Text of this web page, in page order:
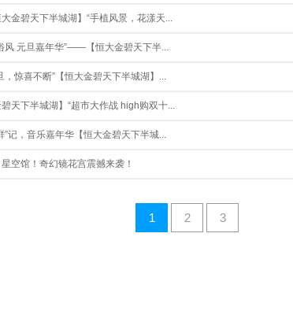
大金碧天下半城湖】“手植风景，花漾天...
风 元旦嘉年华”——【恒大金碧天下半...
，惊喜不断”【恒大金碧天下半城湖】...
碧天下半城湖】“超市大作战 high购双十...
”记，音乐嘉年华【恒大金碧天下半城...
空馆！奇幻镜花宫震撼来袭！
1 2 3